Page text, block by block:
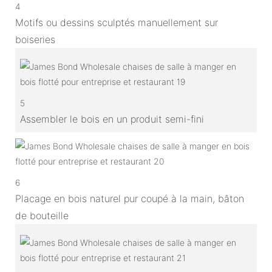
4
Motifs ou dessins sculptés manuellement sur
boiseries
5
Assembler le bois en un produit semi-fini
6
Placage en bois naturel pur coupé à la main, bâton
de bouteille